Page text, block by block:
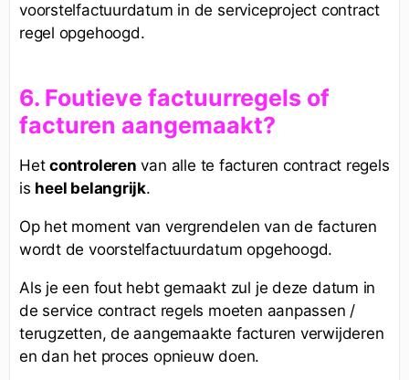
voorstelfactuurdatum in de serviceproject contract
regel opgehoogd.
6. Foutieve factuurregels of
facturen aangemaakt?
Hetcontroleren van alle te facturen contract regels
is heel belangrijk.
Op het moment van vergrendelen van de facturen
wordt de voorstelfactuurdatum opgehoogd.
Als je een fout hebt gemaakt zul je deze datum in
de service contract regels moeten aanpassen /
terugzetten, de aangemaakte facturen verwijderen
en dan het proces opnieuw doen.